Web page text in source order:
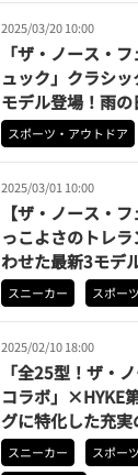
2025/03/20 10:00
「ザ・ノース・
ュック」クラシ
モデル登場！雨
ョも
スポーツ・アウトドア
2025/03/01 10:00
【ザ・ノース・
っこよさのトレ
わせた最新3モデ
スニーカー スポー
2025/02/10 18:00
「全25型！ザ・
コラボ」×HYKE
グに特化した充
スニーカー
スポー